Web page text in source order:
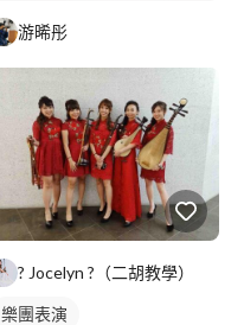
游晞彤
? Jocelyn ?（二胡教學）
樂團表演